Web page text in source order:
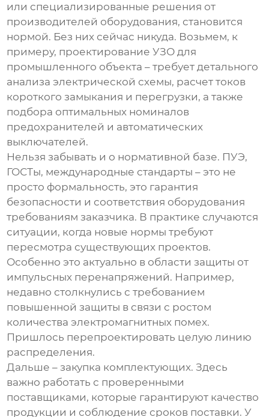
или специализированные решения от
производителей оборудования, становится
нормой. Без них сейчас никуда. Возьмем, к
примеру, проектирование УЗО для
промышленного объекта – требует детального
анализа электрической схемы, расчет токов
короткого замыкания и перегрузки, а также
подбора оптимальных номиналов
предохранителей и автоматических
выключателей.
Нельзя забывать и о нормативной базе. ПУЭ,
ГОСТы, международные стандарты – это не
просто формальность, это гарантия
безопасности и соответствия оборудования
требованиям заказчика. В практике случаются
ситуации, когда новые нормы требуют
пересмотра существующих проектов.
Особенно это актуально в области защиты от
импульсных перенапряжений. Например,
недавно столкнулись с требованием
повышенной защиты в связи с ростом
количества электромагнитных помех.
Пришлось перепроектировать целую линию
распределения.
Дальше – закупка комплектующих. Здесь
важно работать с проверенными
поставщиками, которые гарантируют качество
продукции и соблюдение сроков поставки. У